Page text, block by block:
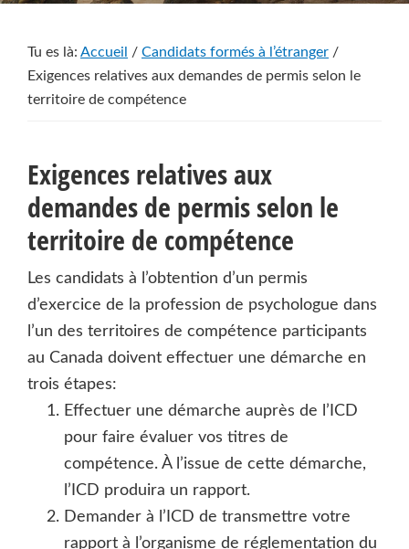
Tu es là: Accueil / Candidats formés à l’étranger /
Exigences relatives aux demandes de permis selon le
territoire de compétence
Exigences relatives aux
demandes de permis selon le
territoire de compétence
Les candidats à l’obtention d’un permis
d’exercice de la profession de psychologue dans
l’un des territoires de compétence participants
au Canada doivent effectuer une démarche en
trois étapes:
Effectuer une démarche auprès de l’ICD
pour faire évaluer vos titres de
compétence. À l’issue de cette démarche,
l’ICD produira un rapport.
Demander à l’ICD de transmettre votre
rapport à l’organisme de réglementation du